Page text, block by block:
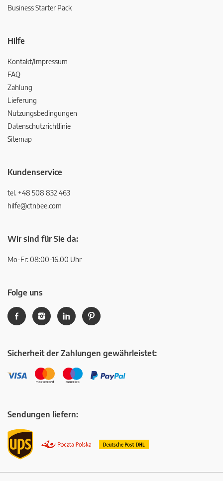
Business Starter Pack
Hilfe
Kontakt/Impressum
FAQ
Zahlung
Lieferung
Nutzungsbedingungen
Datenschutzrichtlinie
Sitemap
Kundenservice
tel. +48 508 832 463
hilfe@ctnbee.com
Wir sind für Sie da:
Mo-Fr: 08:00-16.00 Uhr
Folge uns
Sicherheit der Zahlungen gewährleistet:
Sendungen liefern: